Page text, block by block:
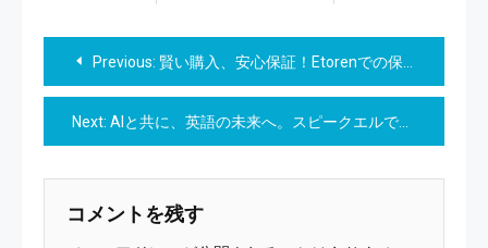
投
稿
ナ
ビ
Previous: 賢い購入、安心保証！Etorenでの保証制度を完全に理解しよう
Next: AIと共に、英語の未来へ。スピークエルで新時代の英会話体験を。
コメントを残す